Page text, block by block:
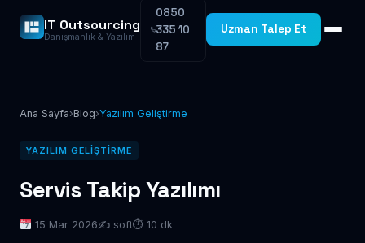
IT Outsourcing
Danışmanlık & Yazılım
0850
335 10
87
Uzman Talep Et
Ana Sayfa›Blog›Yazılım Geliştirme
YAZILIM GELIŞTIRME
Servis Takip Yazılımı
15 Mar 2026✍️ soft⏱ 10 dk